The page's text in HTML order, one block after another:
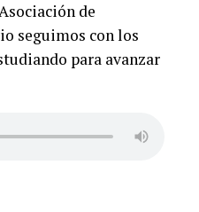
de
seguimos con los
para avanzar